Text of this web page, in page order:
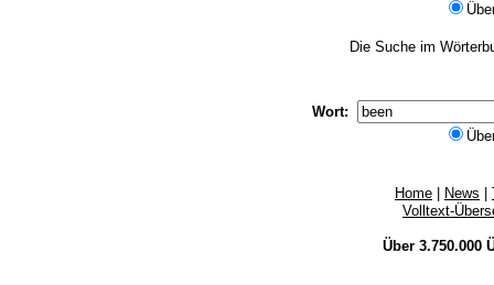
Die Suche im
Wort:
Home News
Volltext-
Über 3.750.000